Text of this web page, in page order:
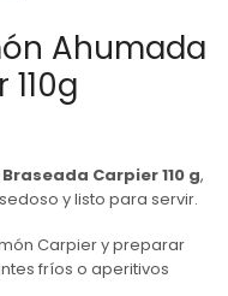
Ahumada
Carpier 110 g,
y listo para servir.
Carpier y preparar
fríos o aperitivos